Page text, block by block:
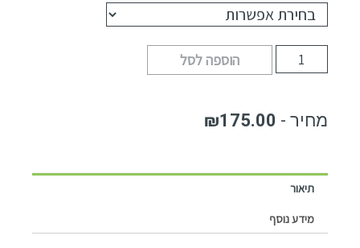
הוספה לסל
₪175.00
תיאור
מידע נוסף